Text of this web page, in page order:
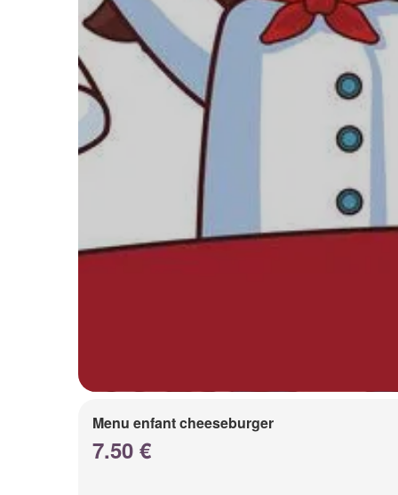
Menu enfant cheeseburger
7.50 €